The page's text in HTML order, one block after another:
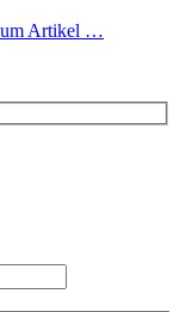
Artikel …